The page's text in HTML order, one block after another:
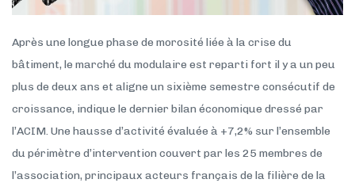
Après une longue phase de morosité liée à la crise du
bâtiment, le marché du modulaire est reparti fort il y a un peu
plus de deux ans et aligne un sixième semestre consécutif de
croissance, indique le dernier bilan économique dressé par
l’ACIM. Une hausse d’activité évaluée à +7,2% sur l’ensemble
du périmètre d’intervention couvert par les 25 membres de
l’association, principaux acteurs français de la filière de la